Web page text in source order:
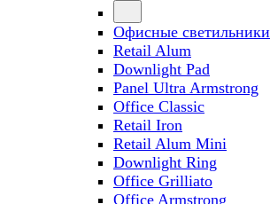
Офисные светильники
Retail Alum
Downlight Pad
Panel Ultra Armstrong
Office Classic
Retail Iron
Retail Alum Mini
Downlight Ring
Office Grilliato
Office Armstrong